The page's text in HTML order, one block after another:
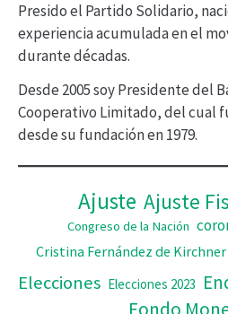
e
v
d
e
o
Presido el Partido Solidario,
experiencia acumulada en el
durante décadas.
Desde 2005 soy Presidente del
Cooperativo Limitado, del cual
desde su fundación en 1979.
Ajuste Ajuste
Congreso de la Nación
Cristina Fernández de Kirchner
Elecciones Elecciones 2023